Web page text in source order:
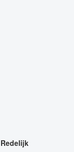
Redelijk